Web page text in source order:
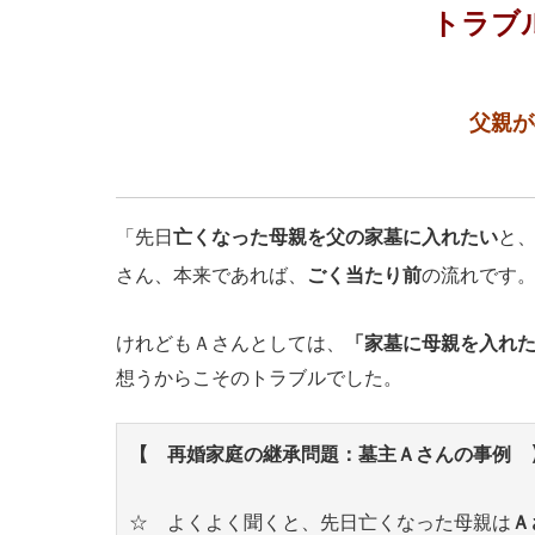
トラ
父親
「先日 亡くなった母親を父の家墓に入れたいと
さん、本来であれば、
ごく当たり前の流れです。
けれどもＡさんとしては、
「家墓に母親を入れ
想うからこそのトラブルでした。
【 再婚家庭の継承問題：墓主Ａさんの事例
☆ よくよく聞くと、先日亡くなった母親は